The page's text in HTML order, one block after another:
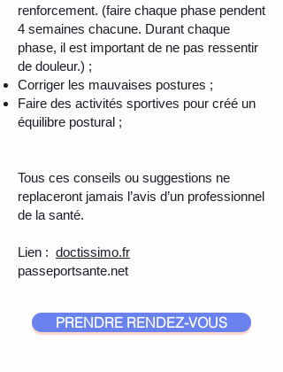
renforcement. (faire chaque phase pendent
4 semaines chacune. Durant chaque
phase, il est important de ne pas ressentir
de douleur.) ;
Corriger les mauvaises postures ;
Faire des activités sportives pour créé un
équilibre postural ;
Tous ces conseils ou suggestions ne
replaceront jamais l’avis d’un professionnel
de la santé.
Lien : doctissimo.fr
passeportsante.net
PRENDRE RENDEZ-VOUS